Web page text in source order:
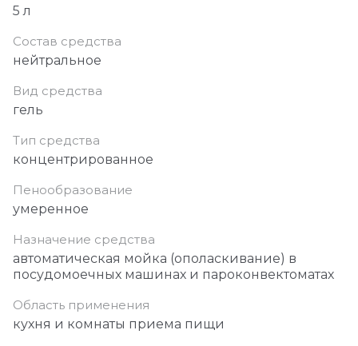
5 л
Состав средства
нейтральное
Вид средства
гель
Тип средства
концентрированное
Пенообразование
умеренное
Назначение средства
автоматическая мойка (ополаскивание) в
посудомоечных машинах и пароконвектоматах
Область применения
кухня и комнаты приема пищи